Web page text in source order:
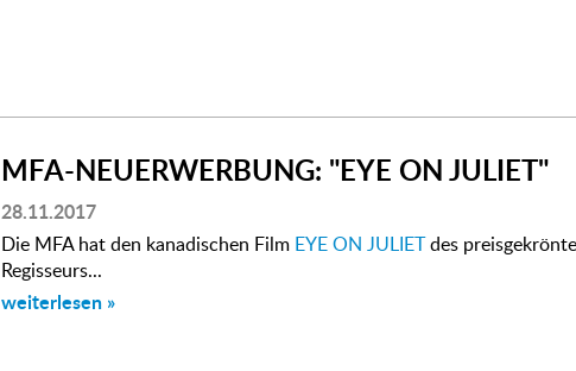
MFA-NEUERWERBUNG: "EYE ON JULIET"
28.11.2017
Die MFA hat den kanadischen Film EYE ON JULIETdes
Regisseurs...
weiterlesen »